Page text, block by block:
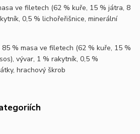
ve filetech (62 % kuře, 15 % játra, 8
0,5 % lichořeřišnice, minerální
85 % masa ve filetech (62 % kuře, 15 %
vývar, 1 % rakytník, 0,5 %
hrachový škrob